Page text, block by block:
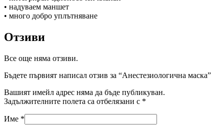
• надуваем маншет
• много добро уплътняване
Отзиви
Все още няма отзиви.
Бъдете първият написал отзив за “Анестезиологична маска”
Вашият имейл адрес няма да бъде публикуван.
Задължителните полета са отбелязани с *
Име *